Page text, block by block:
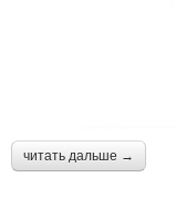
читать дальше →